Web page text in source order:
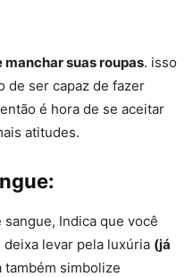
suas roupas. isso
de ser capaz de fazer
é hora de se aceitar
atitudes.
sangue, Indica que você
levar pela luxúria (já
também simbolize